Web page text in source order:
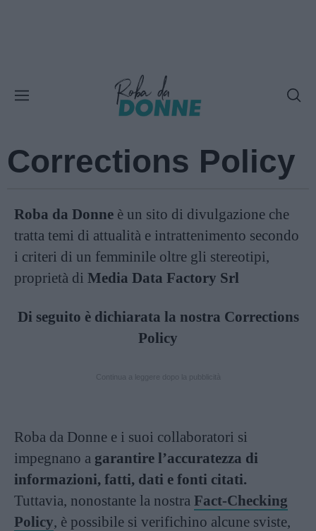
Corrections Policy
Roba da Donne è un sito di divulgazione che
tratta temi di attualità e intrattenimento secondo
i criteri di un femminile oltre gli stereotipi,
proprietà di Media Data Factory Srl
Di seguito è dichiarata la nostra Corrections
Policy
Roba da Donne e i suoi collaboratori si
impegnano a garantire l’accuratezza di
informazioni, fatti, dati e fonti citati.
Tuttavia, nonostante la nostra Fact-Checking
Policy, è possibile si verifichino alcune sviste,